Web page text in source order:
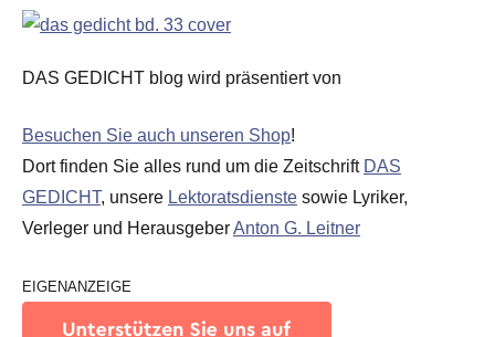
DAS GEDICHT blog wird präsentiert von
Besuchen Sie auch unseren Shop!
Dort finden Sie alles rund um die Zeitschrift DAS
GEDICHT, unsere Lektoratsdienste sowie Lyriker,
Verleger und HerausgeberAnton G. Leitner
EIGENANZEIGE